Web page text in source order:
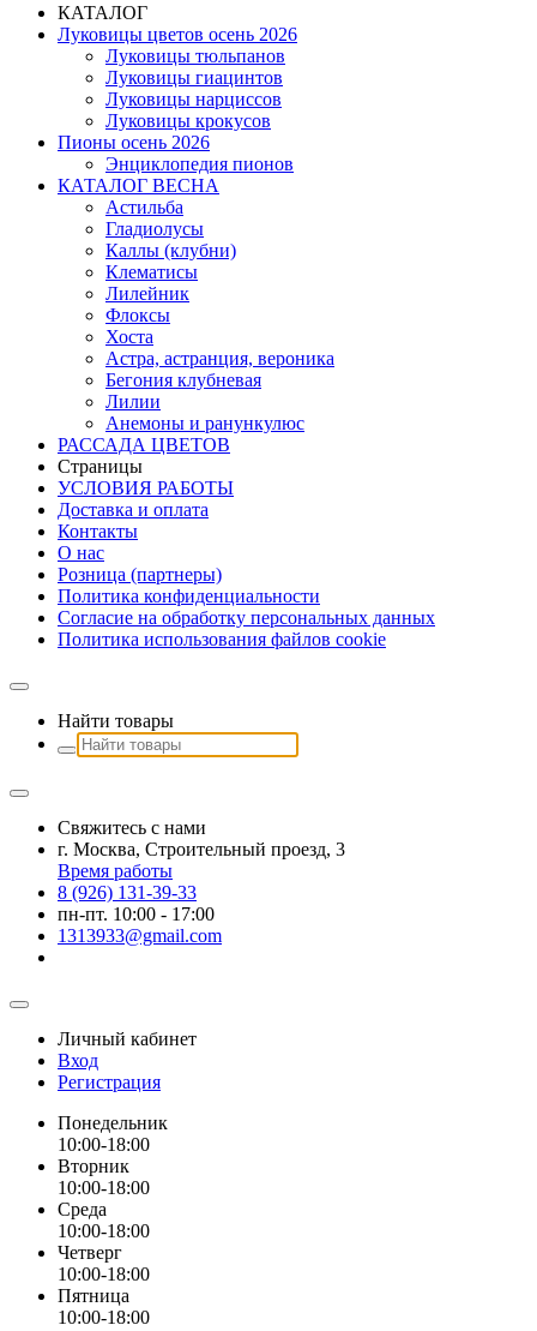
КАТАЛОГ
Луковицы цветов осень 2026
Луковицы тюльпанов
Луковицы гиацинтов
Луковицы нарциссов
Луковицы крокусов
Пионы осень 2026
Энциклопедия пионов
КАТАЛОГ ВЕСНА
Астильба
Гладиолусы
Каллы (клубни)
Клематисы
Лилейник
Флоксы
Хоста
Астра, астранция, вероника
Бегония клубневая
Лилии
Анемоны и ранункулюс
РАССАДА ЦВЕТОВ
Страницы
УСЛОВИЯ РАБОТЫ
Доставка и оплата
Контакты
О наc
Розница (партнеры)
Политика конфиденциальности
Согласие на обработку персональных данных
Политика использования файлов сookie
Найти товары
Свяжитесь с нами
г. Москва, Строительный проезд, 3
Время работы
8 (926) 131-39-33
пн-пт. 10:00 - 17:00
1313933@gmail.com
Личный кабинет
Вход
Регистрация
Понедельник
10:00-18:00
Вторник
10:00-18:00
Среда
10:00-18:00
Четверг
10:00-18:00
Пятница
10:00-18:00